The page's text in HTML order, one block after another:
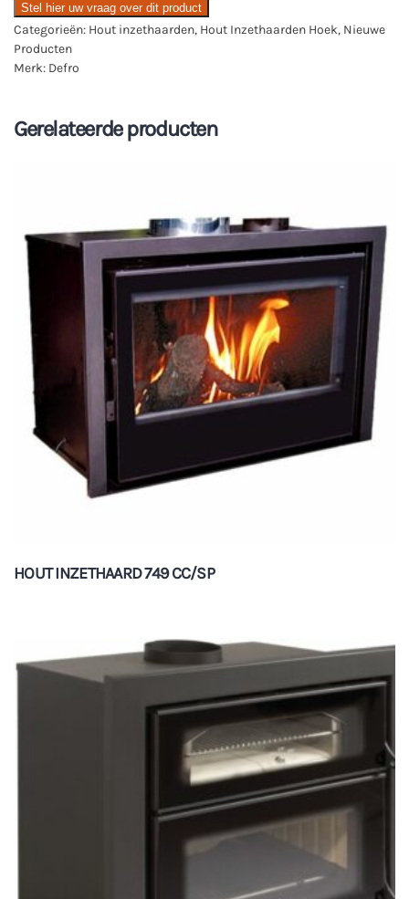
Stel hier uw vraag over dit product
Categorieën: Hout inzethaarden, Hout Inzethaarden Hoek, Nieuwe
Producten
Merk: Defro
Gerelateerde producten
HOUT INZETHAARD 749 CC/SP